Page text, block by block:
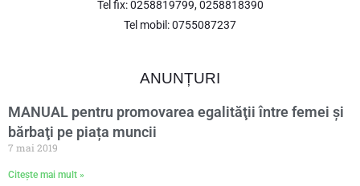
Tel fix: 0258819799, 0258818390
Tel mobil: 0755087237
ANUNȚURI
MANUAL pentru promovarea egalităţii între femei şi
bărbaţi pe piața muncii
7 mai 2019
Citește mai mult »